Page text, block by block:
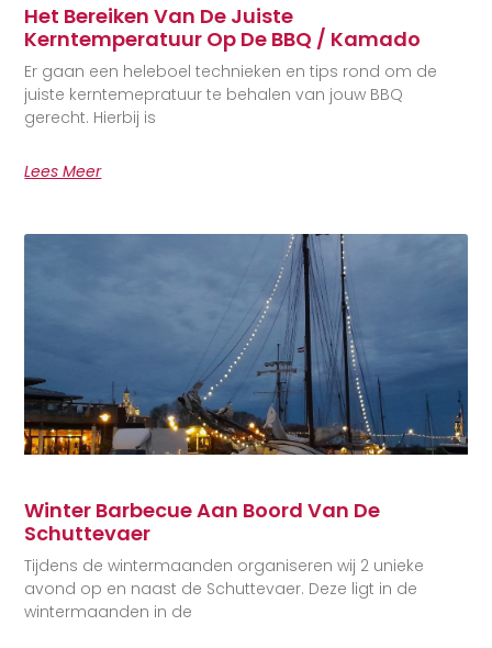
Het Bereiken Van De Juiste
Kerntemperatuur Op De BBQ / Kamado
Er gaan een heleboel technieken en tips rond om de
juiste kerntemepratuur te behalen van jouw BBQ
gerecht. Hierbij is
Lees Meer
Winter Barbecue Aan Boord Van De
Schuttevaer
Tijdens de wintermaanden organiseren wij 2 unieke
avond op en naast de Schuttevaer. Deze ligt in de
wintermaanden in de